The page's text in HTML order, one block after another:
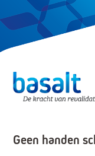
Direct naar de
Direct
Geen handen